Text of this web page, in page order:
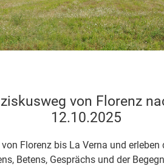
von Florenz
12.10.2025
Florenz bis La Verna und
Betens, Gesprächs und der